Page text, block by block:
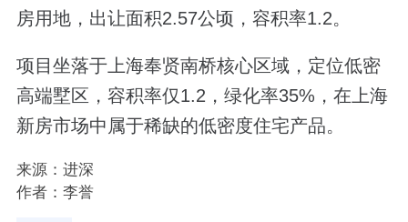
房用地，出让面积2.57公顷，容积率1.2。
项目坐落于上海奉贤南桥核心区域，定位低密
高端墅区，容积率仅1.2，绿化率35%，在上海
新房市场中属于稀缺的低密度住宅产品。
来源：进深
作者：李誉